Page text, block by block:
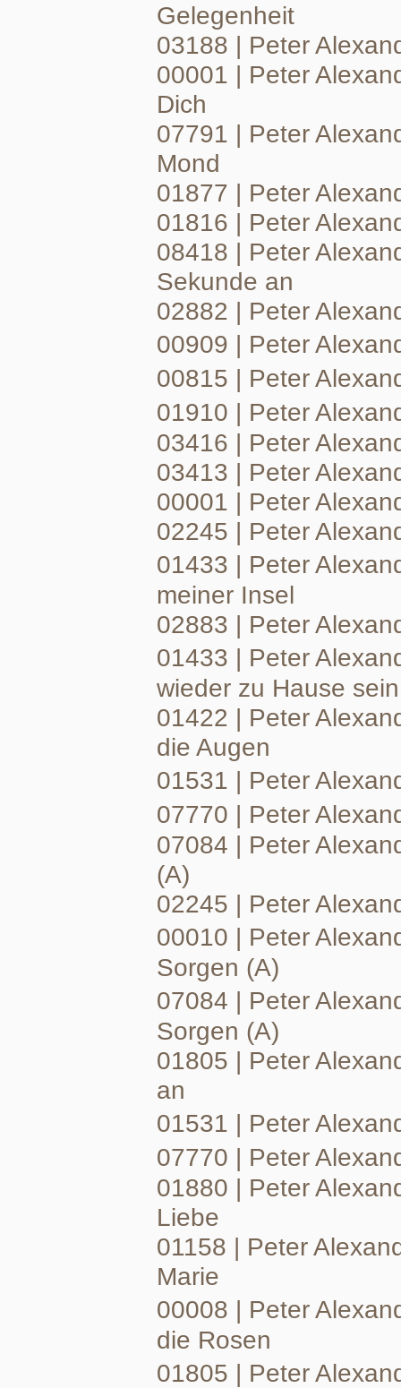
Gelegenheit
03188 | Peter
00001 | Peter
Dich
07791 | Peter
Mond
01877 | Peter
01816 | Peter
08418 | Peter
Sekunde an
02882 | Peter
00909 | Peter
00815 | Peter
01910 | Peter
03416 | Peter
03413 | Peter
00001 | Peter
02245 | Peter
01433 | Peter
meiner Insel
02883 | Peter
01433 | Peter
wieder zu Hause sein
01422 | Peter
die Augen
01531 | Peter
07770 | Peter
07084 | Peter
(A)
02245 | Peter
00010 | Peter
Sorgen (A)
07084 | Peter
Sorgen (A)
01805 | Peter
an
01531 | Peter
07770 | Peter
01880 | Peter
Liebe
01158 | Peter
Marie
00008 | Peter
die Rosen
01805 | Peter